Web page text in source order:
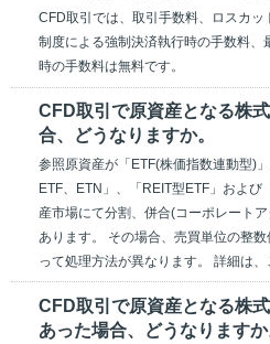
CFD取引では、取引手数料、ロスカ
制度による強制決済執行時の手数料、
時の手数料は無料です。
CFD取引で原資産となる株
合、どうなりますか。
参照原資産が「ETF(株価指数連動型)
ETF、ETN」、「REIT型ETF」および
産市場にて分割、併合(コーポレート
あります。 その場合、売買単位の整
って処理方法が異なります。 詳細は、
CFD取引で原資産となる株
あった場合、どうなりますか